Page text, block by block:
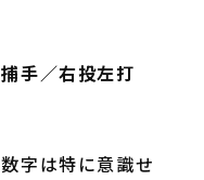
る質問
手／右投左打
字は特に意識せ